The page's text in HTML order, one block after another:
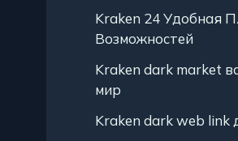
Kraken 24 Удобная
Возможностей
Kraken dark market
мир
Kraken dark web link